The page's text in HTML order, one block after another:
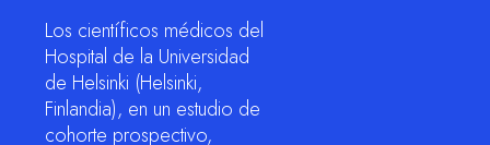
Los científicos médicos del
Hospital de la Universidad
de Helsinki (Helsinki,
Finlandia), en un estudio de
cohorte prospectivo,